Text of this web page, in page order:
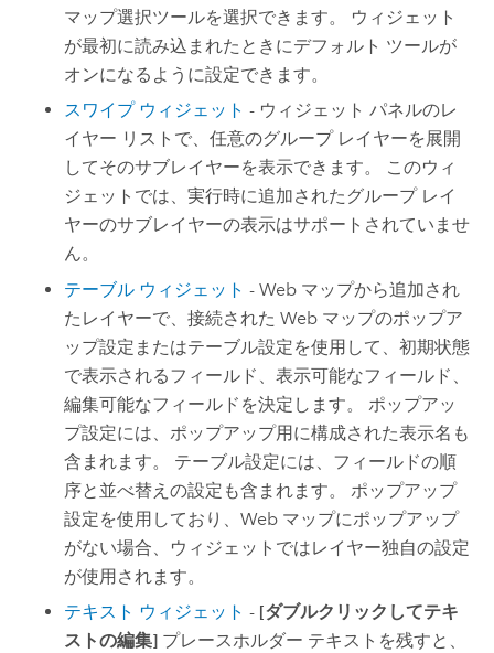
マップ選択ツールを選択できます。 ウィジェット
が最初に読み込まれたときにデフォルト ツールが
オンになるように設定できます。
スワイプ ウィジェット - ウィジェット パネルのレ
イヤー リストで、任意のグループ レイヤーを展開
してそのサブレイヤーを表示できます。 このウィ
ジェットでは、実行時に追加されたグループ レイ
ヤーのサブレイヤーの表示はサポートされていませ
ん。
テーブル ウィジェット - Web マップから追加され
たレイヤーで、接続された Web マップのポップア
ップ設定またはテーブル設定を使用して、初期状態
で表示されるフィールド、表示可能なフィールド、
編集可能なフィールドを決定します。 ポップアッ
プ設定には、ポップアップ用に構成された表示名も
含まれます。 テーブル設定には、フィールドの順
序と並べ替えの設定も含まれます。 ポップアップ
設定を使用しており、Web マップにポップアップ
がない場合、ウィジェットではレイヤー独自の設定
が使用されます。
テキスト ウィジェット - [ダブルクリックしてテキ
ストの編集] プレースホルダー テキストを残すと、